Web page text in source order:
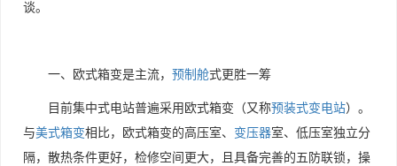
谈。
一、欧式箱变是主流， 预制舱式更胜一筹
目前集中式电站普遍采用欧式箱变（又称预装式变电站）。
与美式箱变相比，欧式箱变的高压室、 变压器室、低压室独立分
隔，散热条件更好，检修空间更大，且具备完善的五防联锁，操